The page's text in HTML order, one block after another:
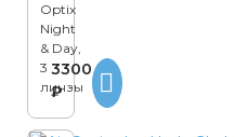
Optix
Night
& Day,
3
линзы
3300
₽